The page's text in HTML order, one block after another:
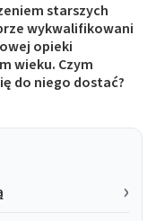
starszych
wykwalifikowani
opieki
wieku. Czym
do niego dostać?